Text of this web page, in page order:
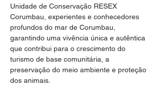
Unidade de Conservação RESEX
Corumbau, experientes e conhecedores
profundos do mar de Corumbau,
garantindo uma vivência única e autêntica
que contribui para o crescimento do
turismo de base comunitária, a
preservação do meio ambiente e proteção
dos animais.